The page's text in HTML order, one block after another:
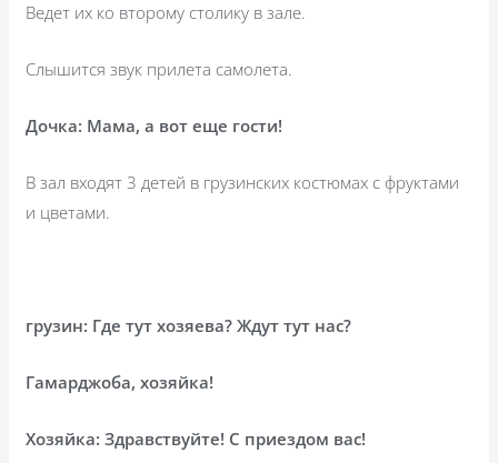
Ведет их ко второму столику в зале.
Слышится звук прилета самолета.
Дочка: Мама, а вот еще гости!
В зал входят 3 детей в грузинских костюмах с фруктами
и цветами.
грузин: Где тут хозяева? Ждут тут нас?
Гамарджоба, хозяйка!
Хозяйка: Здравствуйте! С приездом вас!